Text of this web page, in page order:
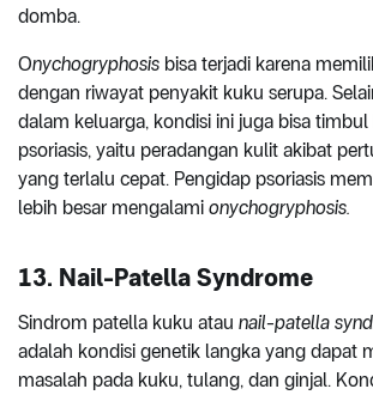
domba.
Onychogryphosis bisa terjadi karena
dengan riwayat penyakit kuku serupa.
dalam keluarga, kondisi ini juga bisa
psoriasis, yaitu peradangan kulit akibat
yang terlalu cepat. Pengidap psoriasis
lebih besar mengalami onychogryphosis.
13. Nail-Patella Syndrome
Sindrom patella kuku atau nail-patella
adalah kondisi genetik langka yang dapat
masalah pada kuku, tulang, dan ginjal.